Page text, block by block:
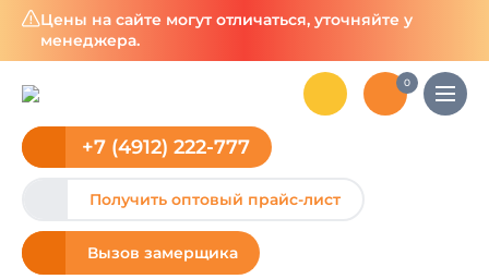
Цены на сайте могут отличаться, уточняйте у
менеджера.
0
+7 (4912) 222-777
Получить оптовый прайс-лист
Вызов замерщика